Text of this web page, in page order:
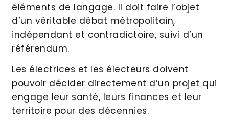
éléments de langage. Il doit faire l’objet
d’un véritable débat métropolitain,
indépendant et contradictoire, suivi d’un
référendum.
Les électrices et les électeurs doivent
pouvoir décider directement d’un projet qui
engage leur santé, leurs finances et leur
territoire pour des décennies.